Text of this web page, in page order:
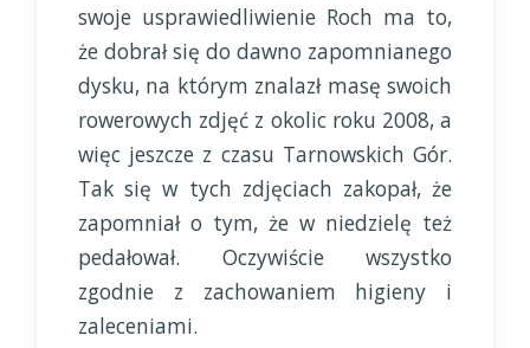
swoje usprawiedliwienie Roch ma to,
że dobrał się do dawno zapomnianego
dysku, na którym znalazł masę swoich
rowerowych zdjęć z okolic roku 2008, a
więc jeszcze z czasu Tarnowskich Gór.
Tak się w tych zdjęciach zakopał, że
zapomniał o tym, że w niedzielę też
pedałował. Oczywiście wszystko
zgodnie z zachowaniem higieny i
zaleceniami.